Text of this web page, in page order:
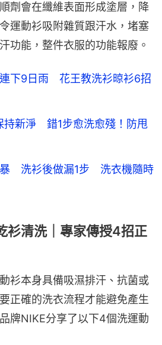
劑會在纖維表面形成塗層，降
運動衫吸附雜質跟汗水，堵塞
功能，整件衣服的功能報廢。
下9日雨 花王教洗衫晾衫6招
持新淨 錯1步愈洗愈殘！防甩
暴 洗衫後做漏1步 洗衣機隨時
衫清洗｜專家傳授4招正
衫本身具備吸濕排汗、抗菌或
正確的洗衣流程才能避免產生
牌NIKE分享了以下4個洗運動